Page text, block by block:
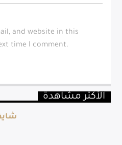
and website in this
time I comment.
الأكثر مشاهدة